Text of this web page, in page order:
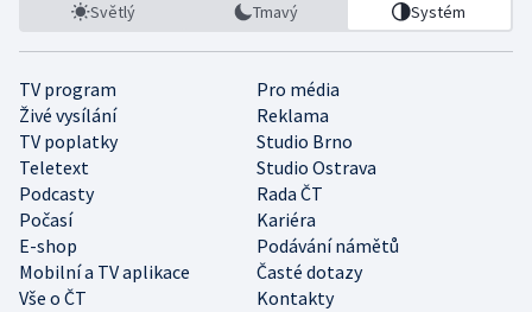
Světlý Tmavý Systém
TV program
Pro média
Živé vysílání
Reklama
TV poplatky
Studio Brno
Teletext
Studio Ostrava
Podcasty
Rada ČT
Počasí
Kariéra
E-shop
Podávání námětů
Mobilní a TV aplikace
Časté dotazy
Vše o ČT
Kontakty